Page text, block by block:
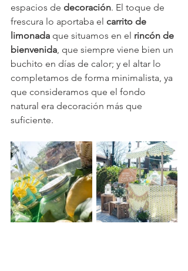
espacios de decoración. El toque de
frescura lo aportaba el carrito de
limonada que situamos en el rincón de
bienvenida, que siempre viene bien un
buchito en días de calor; y el altar lo
completamos de forma minimalista, ya
que consideramos que el fondo
natural era decoración más que
suficiente.